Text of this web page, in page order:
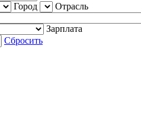
Город
Отрасль
Зарплата
Сбросить